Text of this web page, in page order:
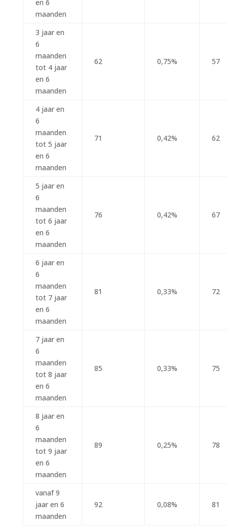
en 6
maanden
3 jaar en
6
maanden
tot 4 jaar
en 6
maanden
62 0,75% 57
4 jaar en
6
maanden
tot 5 jaar
en 6
maanden
71 0,42% 62
5 jaar en
6
maanden
tot 6 jaar
en 6
maanden
76 0,42% 67
6 jaar en
6
maanden
tot 7 jaar
en 6
maanden
81 0,33% 72
7 jaar en
6
maanden
tot 8 jaar
en 6
maanden
85 0,33% 75
8 jaar en
6
maanden
tot 9 jaar
en 6
maanden
89 0,25% 78
vanaf 9
jaar en 6
maanden
92 0,08% 81